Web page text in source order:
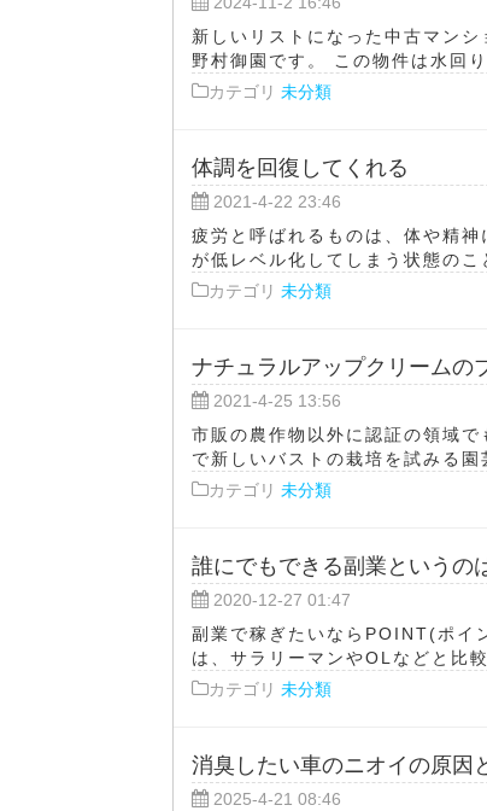
新しいリストになった中古マン
野村御園です。 この物件は水回
カテゴリ 未分類
体調を回復してくれる
2021-4-22 23:46
疲労と呼ばれるものは、体や精
が低レベル化してしまう状態の
カテゴリ 未分類
ナチュラルアップクリームの
2021-4-25 13:56
市販の農作物以外に認証の領域
で新しいバストの栽培を試みる
カテゴリ 未分類
誰にでもできる副業というの
2020-12-27 01:47
副業で稼ぎたいならPOINT(ポイ
は、サラリーマンやOLなどと比
カテゴリ 未分類
消臭したい車のニオイの原因
2025-4-21 08:46